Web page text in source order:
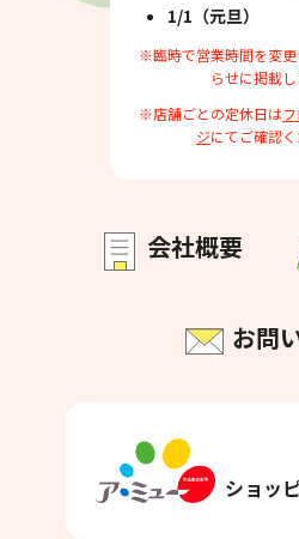
1/1（元旦）
※臨時で営業時間を変
らせに掲載し
※店舗ごとの定休日は
ジにてご確認く
会社概要
お問
ショッ